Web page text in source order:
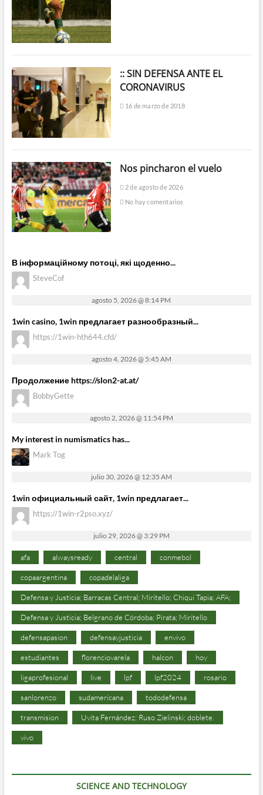
:: SIN DEFENSA ANTE EL
CORONAVIRUS
16 de marzo de 2018
Nos pincharon el vuelo
2 de agosto de 2026
No hay comentarios
В інформаційному потоці, які щоденно...
SteveCof
agosto 5, 2026 @ 8:14 PM
1win casino, 1win предлагает разнообразный...
https://1win-hth644.cfd/
agosto 4, 2026 @ 5:45 AM
Продолжение https://slon2-at.at/
BobbyGette
agosto 2, 2026 @ 11:54 PM
My interest in numismatics has...
Mark Tog
julio 30, 2026 @ 12:35 AM
1win официальный сайт, 1win предлагает...
https://1win-r2pso.xyz/
julio 29, 2026 @ 3:29 PM
afa alwaysready central conmebol
copaargentina copadelaliga
Defensa y Justicia; Barracas Central; Miritello; Chiqui Tapia; AFA;
Defensa y Justicia; Belgrano de Córdoba; Pirata; Miritello
defensapasion defensayjusticia envivo
estudiantes florenciovarela halcon hoy
ligaprofesional live lpf lpf2024 rosario
sanlorenzo sudamericana tododefensa
transmision Uvita Fernández; Ruso Zielinski; doblete.
vivo
SCIENCE AND TECHNOLOGY